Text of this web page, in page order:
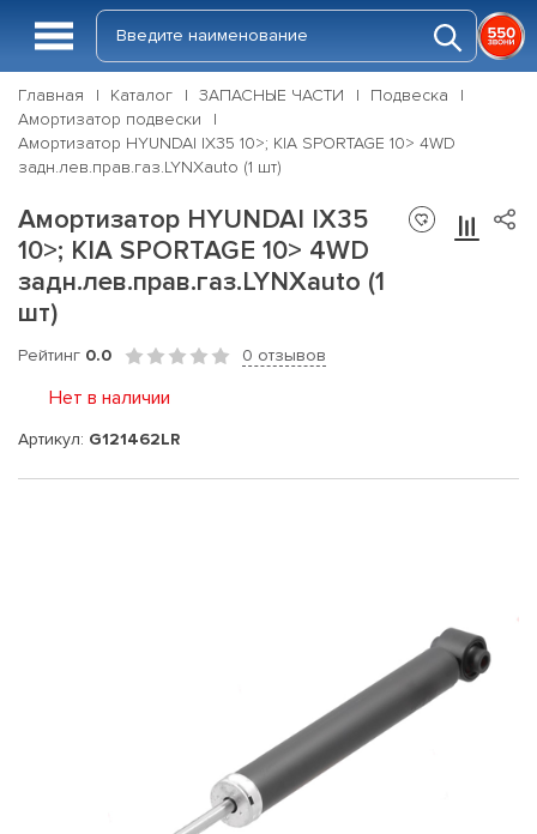
Главная Каталог ЗАПАСНЫЕ ЧАСТИ
Подвеска
Амортизатор подвески
Амортизатор HYUNDAI IX35 10>; KIA SPORTAGE 10> 4WD
задн.лев.прав.газ.LYNXauto (1 шт)
Амортизатор HYUNDAI IX35
10>; KIA SPORTAGE 10> 4WD
задн.лев.прав.газ.LYNXauto (1
шт)
Рейтинг 0.0 0 отзывов
Нет в наличии
Артикул: G121462LR